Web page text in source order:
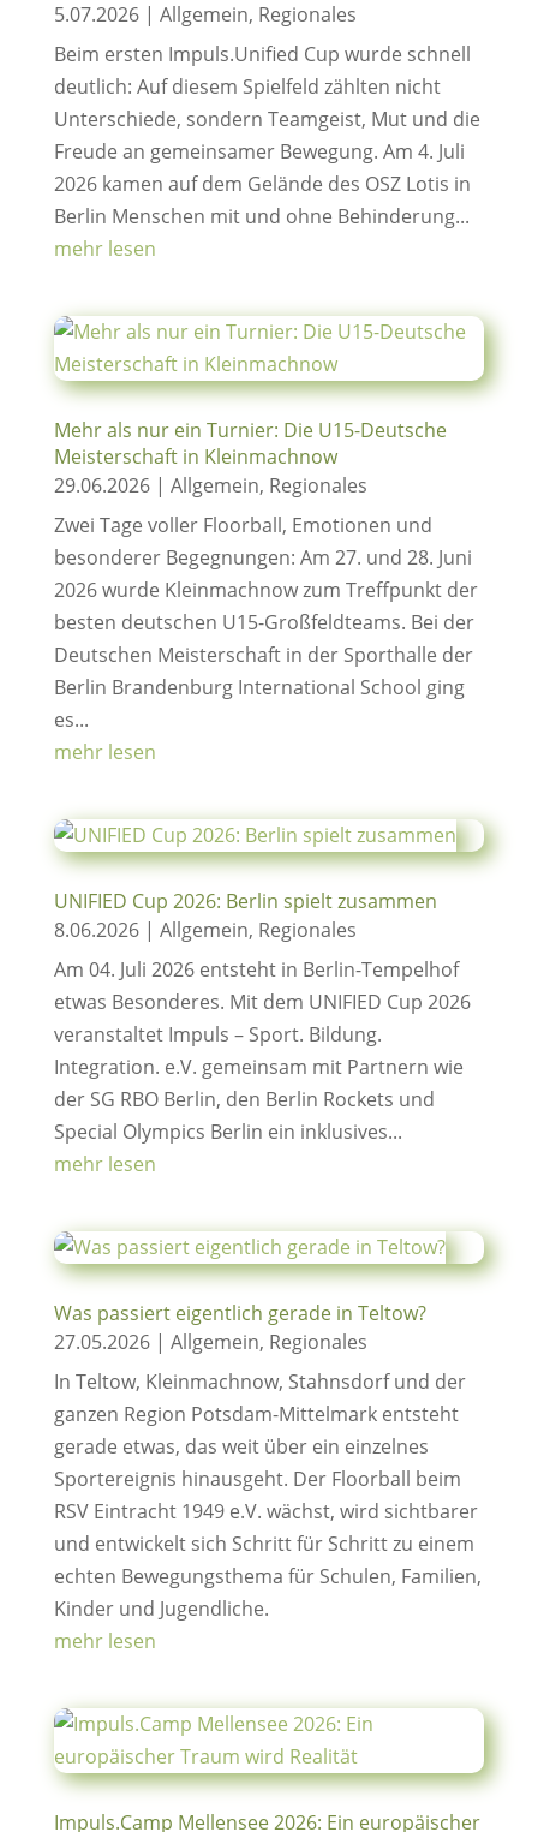
5.07.2026| Allgemein, Regionales
Beim ersten Impuls.Unified Cup wurde schnell
deutlich: Auf diesem Spielfeld zählten nicht
Unterschiede, sondern Teamgeist, Mut und die
Freude an gemeinsamer Bewegung. Am 4. Juli
2026 kamen auf dem Gelände des OSZ Lotis in
Berlin Menschen mit und ohne Behinderung...
mehr lesen
Mehr als nur ein Turnier: Die U15-Deutsche
Meisterschaft in Kleinmachnow
29.06.2026| Allgemein, Regionales
Zwei Tage voller Floorball, Emotionen und
besonderer Begegnungen: Am 27. und 28. Juni
2026 wurde Kleinmachnow zum Treffpunkt der
besten deutschen U15-Großfeldteams. Bei der
Deutschen Meisterschaft in der Sporthalle der
Berlin Brandenburg International School ging
es...
mehr lesen
UNIFIED Cup 2026: Berlin spielt zusammen
8.06.2026| Allgemein, Regionales
Am 04. Juli 2026 entsteht in Berlin-Tempelhof
etwas Besonderes. Mit dem UNIFIED Cup 2026
veranstaltet Impuls – Sport. Bildung.
Integration. e.V. gemeinsam mit Partnern wie
der SG RBO Berlin, den Berlin Rockets und
Special Olympics Berlin ein inklusives...
mehr lesen
Was passiert eigentlich gerade in Teltow?
27.05.2026| Allgemein, Regionales
In Teltow, Kleinmachnow, Stahnsdorf und der
ganzen Region Potsdam-Mittelmark entsteht
gerade etwas, das weit über ein einzelnes
Sportereignis hinausgeht. Der Floorball beim
RSV Eintracht 1949 e.V. wächst, wird sichtbarer
und entwickelt sich Schritt für Schritt zu einem
echten Bewegungsthema für Schulen, Familien,
Kinder und Jugendliche.
mehr lesen
Impuls.Camp Mellensee 2026: Ein europäischer